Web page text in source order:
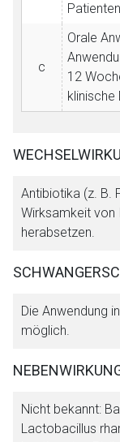
c
Orale
12
klinische
Antibiotika (z. B.
Wirksamkeit von
herabsetzen.
Die Anwendung
möglich.
Nicht bekannt:
Lactobacillus